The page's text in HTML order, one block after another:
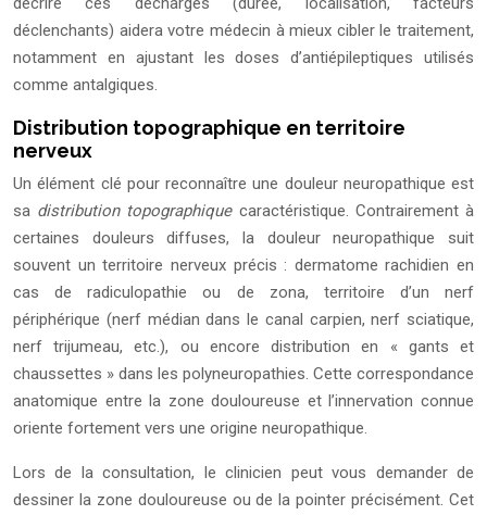
déclenchants) aidera votre médecin à mieux cibler le traitement,
notamment en ajustant les doses d’antiépileptiques utilisés
comme antalgiques.
Distribution topographique en territoire
nerveux
Un élément clé pour reconnaître une douleur neuropathique est
sa distribution topographiquecaractéristique. Contrairement à
certaines douleurs diffuses, la douleur neuropathique suit
souvent un territoire nerveux précis : dermatome rachidien en
cas de radiculopathie ou de zona, territoire d’un nerf
périphérique (nerf médian dans le canal carpien, nerf sciatique,
nerf trijumeau, etc.), ou encore distribution en « gants et
chaussettes » dans les polyneuropathies. Cette correspondance
anatomique entre la zone douloureuse et l’innervation connue
oriente fortement vers une origine neuropathique.
Lors de la consultation, le clinicien peut vous demander de
dessiner la zone douloureuse ou de la pointer précisément. Cet